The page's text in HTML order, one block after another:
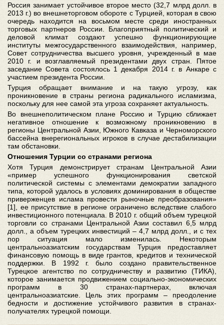
Россия занимает устойчивое второе место (32,7 млрд долл. в
2013 г.) во внешнеторговом обороте с Турцией, которая в свою
очередь находится на восьмом месте среди иностранных
торговых партнеров России. Благоприятный политический и
деловой климат создают успешно функционирующие
институты межгосударственного взаимодействия, например,
Совет сотрудничества высшего уровня, учрежденный в мае
2010 г. и возглавляемый президентами двух стран. Пятое
заседание Совета состоялось 1 декабря 2014 г. в Анкаре с
участием президента России.
Турция обращает внимание и на такую угрозу, как
проникновение в страны региона радикального исламизма,
поскольку для нее самой эта угроза сохраняет актуальность.
Во внешнеполитическом плане Россию и Турцию сближает
негативное отношение к возможному проникновению в
регионы Центральной Азии, Южного Кавказа и Черноморского
бассейна внерегиональных игроков в случае дестабилизации
там обстановки.
Отношения Турции со странами региона
Хотя Турция демонстрирует странам Центральной Азии
«пример успешного функционирования светской
политической системы с элементами демократии западного
типа, которой удалось в условиях доминирования в обществе
приверженцев ислама провести рыночные преобразования»
[1], ее присутствие в регионе ограничено вследствие слабого
инвестиционного потенциала. В 2010 г. общий объем турецкой
торговли со странами Центральной Азии составил 6,5 млрд
долл., а объем турецких инвестиций – 4,7 млрд долл., и с тех
пор ситуация мало изменилась. Некоторым
центральноазиатским государствам Турция предоставляет
финансовую помощь в виде грантов, кредитов и технической
поддержки. В 1992 г. было создано правительственное
Турецкое агентство по сотрудничеству и развитию (ТИКА),
которое занимается продвижением социально-экономических
программ в 30 странах-партнерах, включая
центральноазиатские. Цель этих программ – преодоление
бедности и достижение устойчивого развития в странах-
получателях турецкой помощи.